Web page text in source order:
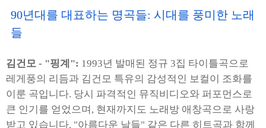
90년대를 대표하는 명곡들: 시대를 풍미한 노래
들
김건모 - "핑계": 1993년 발매된 정규 3집 타이틀곡으로
레게풍의 리듬과 김건모 특유의 감성적인 보컬이 조화를
이룬 곡입니다. 당시 파격적인 뮤직비디오와 퍼포먼스로
큰 인기를 얻었으며, 현재까지도 노래방 애창곡으로 사랑
받고 있습니다. "아름다운 날들" 같은 다른 히트곡과 함께